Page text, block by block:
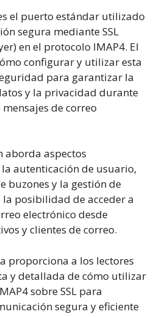
el puerto estándar utilizado
segura mediante SSL
en el protocolo IMAP4. El
configurar y utilizar esta
para garantizar la
y la privacidad durante
de correo
aborda aspectos
autenticación de usuario,
buzones y la gestión de
la posibilidad de acceder a
electrónico desde
y clientes de correo.
proporciona a los lectores
y detallada de cómo utilizar
sobre SSL para
segura y eficiente